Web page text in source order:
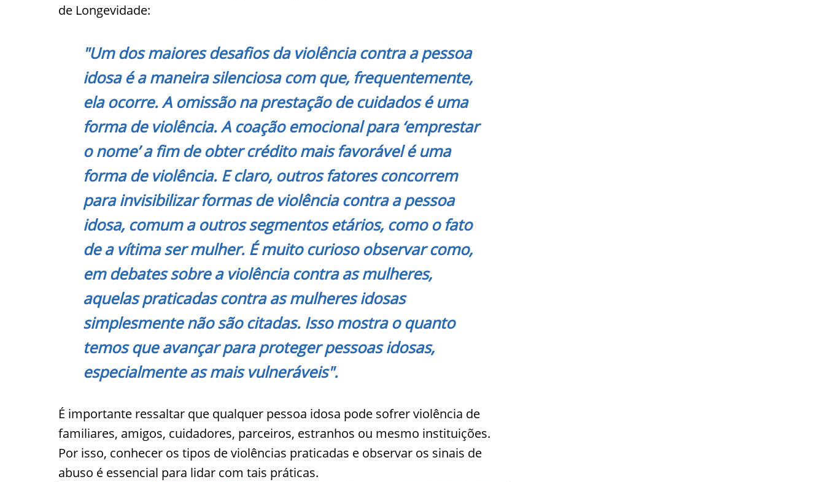
de Longevidade:
"Um dos maiores desafios da violência contra a pessoa
idosa é a maneira silenciosa com que, frequentemente,
ela ocorre. A omissão na prestação de cuidados é uma
forma de violência. A coação emocional para ‘emprestar
o nome’ a fim de obter crédito mais favorável é uma
forma de violência. E claro, outros fatores concorrem
para invisibilizar formas de violência contra a pessoa
idosa, comum a outros segmentos etários, como o fato
de a vítima ser mulher. É muito curioso observar como,
em debates sobre a violência contra as mulheres,
aquelas praticadas contra as mulheres idosas
simplesmente não são citadas. Isso mostra o quanto
temos que avançar para proteger pessoas idosas,
especialmente as mais vulneráveis".
É importante ressaltar que qualquer pessoa idosa pode sofrer violência de
familiares, amigos, cuidadores, parceiros, estranhos ou mesmo instituições.
Por isso, conhecer os tipos de violências praticadas e observar os sinais de
abuso é essencial para lidar com tais práticas.